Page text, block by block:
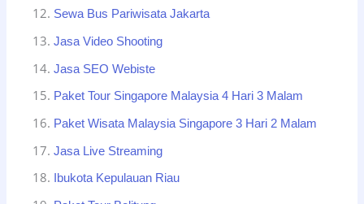
Sewa Bus Pariwisata Jakarta
Jasa Video Shooting
Jasa SEO Webiste
Paket Tour Singapore Malaysia 4 Hari 3 Malam
Paket Wisata Malaysia Singapore 3 Hari 2 Malam
Jasa Live Streaming
Ibukota Kepulauan Riau